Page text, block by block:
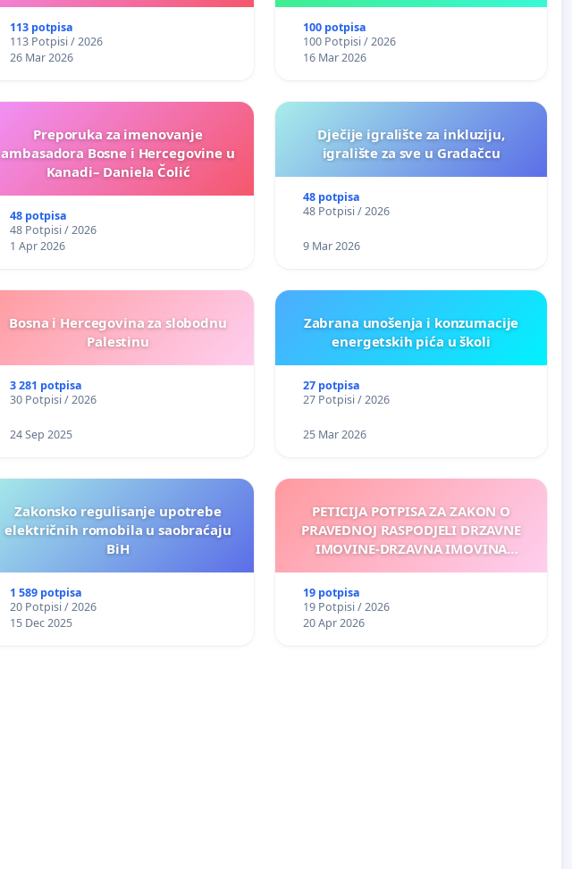
113 potpisa
113 Potpisi / 2026
26 Mar 2026
Kantonu Sarajevo po kros-
kurikularnom modelu (u okviru više
100 potpisa
100 Potpisi / 2026
16 Mar 2026
Preporuka za imenovanje
ambasadora Bosne i Hercegovine u
Kanadi– Daniela Čolić
48 potpisa
48 Potpisi / 2026
1 Apr 2026
Dječije igralište za inkluziju,
igralište za sve u Gradačcu
48 potpisa
48 Potpisi / 2026
9 Mar 2026
Bosna i Hercegovina za slobodnu
Palestinu
3 281 potpisa
30 Potpisi / 2026
24 Sep 2025
Zabrana unošenja i konzumacije
energetskih pića u školi
27 potpisa
27 Potpisi / 2026
25 Mar 2026
Zakonsko regulisanje upotrebe
električnih romobila u saobraćaju
BiH
1 589 potpisa
20 Potpisi / 2026
15 Dec 2025
PETICIJA POTPISA ZA ZAKON O
PRAVEDNOJ RASPODJELI DRZAVNE
IMOVINE-DRZAVNA IMOVINA
19 potpisa
19 Potpisi / 2026
20 Apr 2026